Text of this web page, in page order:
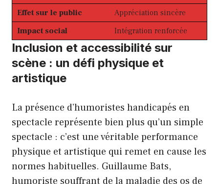
Effet sur le public
Appréciation sincère
Impact social
Intégration renforcée
Inclusion et accessibilité sur
scène : un défi physique et
artistique
La présence d’humoristes handicapés en
spectacle représente bien plus qu’un simple
spectacle : c’est une véritable performance
physique et artistique qui remet en cause les
normes habituelles. Guillaume Bats,
humoriste souffrant de la maladie des os de